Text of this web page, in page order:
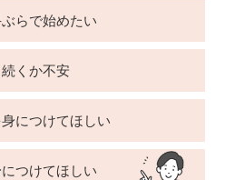
らで始めたい
くか不安
につけてほしい
つけてほしい